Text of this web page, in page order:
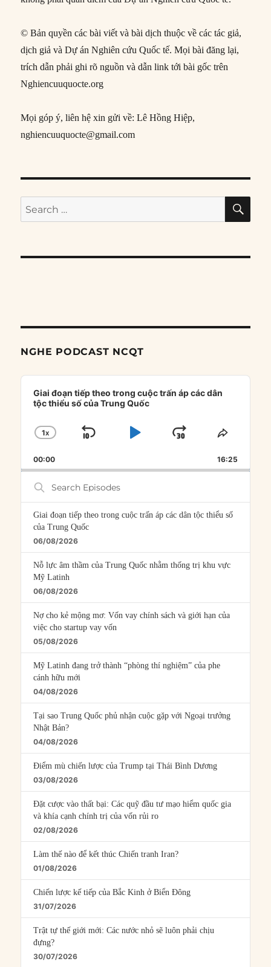
© Bản quyền các bài viết và bài dịch thuộc về các tác giả,
dịch giả và Dự án Nghiên cứu Quốc tế. Mọi bài đăng lại,
trích dẫn phải ghi rõ nguồn và dẫn link tới bài gốc trên
Nghiencuuquocte.org
Mọi góp ý, liên hệ xin gửi về: Lê Hồng Hiệp,
nghiencuuquocte@gmail.com
Search
for:
NGHE PODCAST NCQT
Audio
Player
Giai đoạn tiếp theo trong cuộc trấn áp các dân
tộc thiểu số của Trung Quốc
CHANGE
RATE
1X
SKIP
PLAYJUMP
FORWARD
SHARE
00:00 16:25
Search
Episodes
Giai đoạn tiếp theo trong cuộc trấn áp các dân tộc thiểu số
của Trung Quốc
06/08/2026
Nỗ lực âm thầm của Trung Quốc nhằm thống trị khu vực
Mỹ Latinh
06/08/2026
Nợ cho kẻ mộng mơ: Vốn vay chính sách và giới hạn của
việc cho startup vay vốn
05/08/2026
Mỹ Latinh đang trở thành “phòng thí nghiệm” của phe
cánh hữu mới
04/08/2026
Tại sao Trung Quốc phủ nhận cuộc gặp với Ngoại trưởng
Nhật Bản?
04/08/2026
Điểm mù chiến lược của Trump tại Thái Bình Dương
03/08/2026
Đặt cược vào thất bại: Các quỹ đầu tư mạo hiểm quốc gia
và khía cạnh chính trị của vốn rủi ro
02/08/2026
Làm thế nào để kết thúc Chiến tranh Iran?
01/08/2026
Chiến lược kế tiếp của Bắc Kinh ở Biển Đông
31/07/2026
Trật tự thế giới mới: Các nước nhỏ sẽ luôn phải chịu
đựng?
30/07/2026